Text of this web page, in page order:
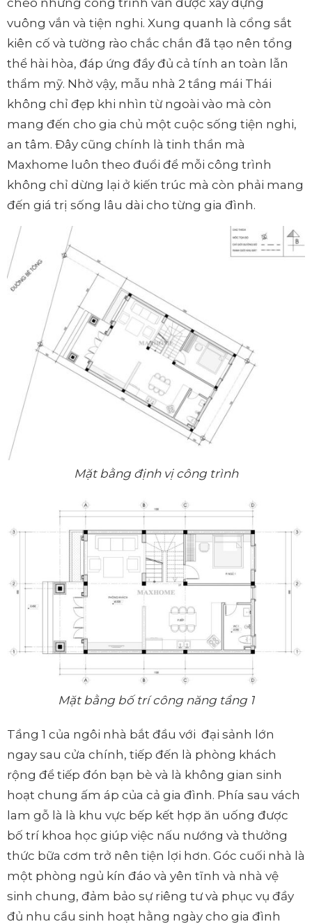
chéo nhưng công trình vẫn được xây dựng
vuông vắn và tiện nghi. Xung quanh là cổng sắt
kiên cố và tường rào chắc chắn đã tạo nên tổng
thể hài hòa, đáp ứng đầy đủ cả tính an toàn lẫn
thẩm mỹ. Nhờ vậy, mẫu nhà 2 tầng mái Thái
không chỉ đẹp khi nhìn từ ngoài vào mà còn
mang đến cho gia chủ một cuộc sống tiện nghi,
an tâm. Đây cũng chính là tinh thần mà
Maxhome luôn theo đuổi để mỗi công trình
không chỉ dừng lại ở kiến trúc mà còn phải mang
đến giá trị sống lâu dài cho từng gia đình.
Mặt bằng định vị công trình
Mặt bằng bố trí công năng tầng 1
Tầng 1 của ngôi nhà bắt đầu với đại sảnh lớn
ngay sau cửa chính, tiếp đến là phòng khách
rộng để tiếp đón bạn bè và là không gian sinh
hoạt chung ấm áp của cả gia đình. Phía sau vách
lam gỗ là là khu vực bếp kết hợp ăn uống được
bố trí khoa học giúp việc nấu nướng và thưởng
thức bữa cơm trở nên tiện lợi hơn. Góc cuối nhà là
một phòng ngủ kín đáo và yên tĩnh và nhà vệ
sinh chung, đảm bảo sự riêng tư và phục vụ đầy
đủ nhu cầu sinh hoạt hằng ngày cho gia đình